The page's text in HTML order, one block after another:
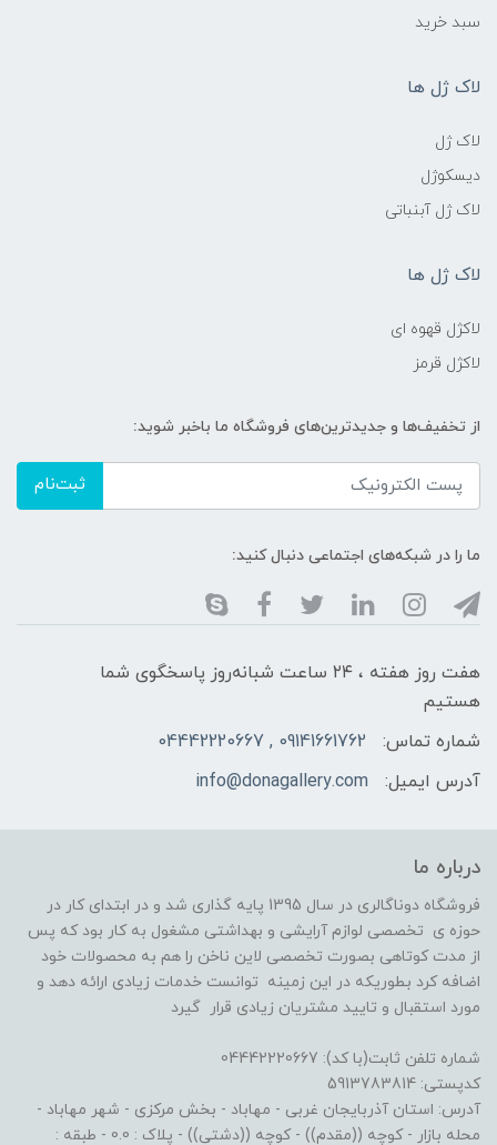
سبد خرید
لاک ژل ها
لاک ژل
دیسکوژل
لاک ژل آبنباتی
لاک ژل ها
لاکژل قهوه ای
لاکژل قرمز
از تخفیف‌ها و جدیدترین‌های فروشگاه ما باخبر شوید:
ثبت‌نام
ما را در شبکه‌های اجتماعی دنبال کنید:
هفت روز هفته ، ۲۴ ساعت شبانه‌روز پاسخگوی شما
هستیم
شماره تماس:
09141661762 , 04442220667
آدرس ایمیل:
info@donagallery.com
درباره ما
فروشگاه دوناگالری در سال 1395 پایه گذاری شد و در ابتدای کار در
حوزه ی تخصصی لوازم آرایشی و بهداشتی مشغول به کار بود که پس
از مدت کوتاهی بصورت تخصصی لاین ناخن را هم به محصولات خود
اضافه کرد بطوریکه در این زمینه توانست خدمات زیادی ارائه دهد و
مورد استقبال و تایید مشتریان زیادی قرار گیرد
شماره تلفن ثابت(با کد): 04442220667
کدپستی: 5913783814
آدرس: استان آذربایجان غربی - مهاباد - بخش مرکزی - شهر مهاباد -
محله بازار - کوچه ((مقدم)) - کوچه ((دشتی)) - پلاک : 0.0 - طبقه :